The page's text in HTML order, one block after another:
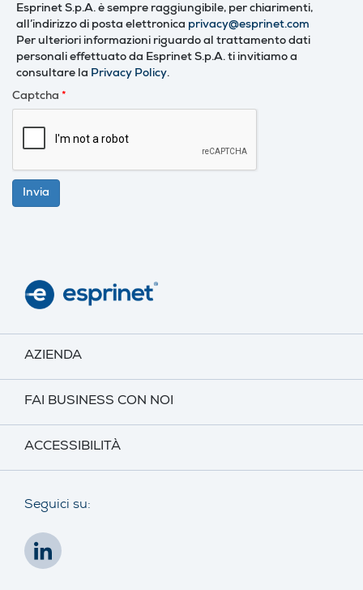
Esprinet S.p.A. è sempre raggiungibile, per chiarimenti,
all’indirizzo di posta elettronica privacy@esprinet.com
Per ulteriori informazioni riguardo al trattamento dati
personali effettuato da Esprinet S.p.A. ti invitiamo a
consultare la Privacy Policy.
Captcha *
Invia
AZIENDA
FAI BUSINESS CON NOI
ACCESSIBILITÀ
Seguici su: